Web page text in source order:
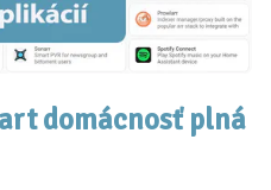
domácnosť plná